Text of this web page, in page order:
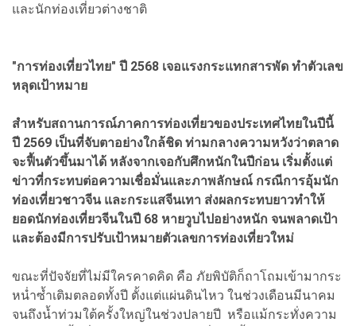
และนักท่องเที่ยวต่างชาติ
"การท่องเที่ยวไทย" ปี 2568 เจอแรงกระแทกสารพัด ทำตัวเลข
หลุดเป้าหมาย
สำหรับสถานการณ์ภาคการท่องเที่ยวของประเทศไทยในปีนี้
ปี 2569 เป็นที่จับตาอย่างใกล้ชิด ท่ามกลางความหวังว่าตลาด
จะฟื้นตัวขึ้นมาได้ หลังจากเจอกับศึกหนักในปีก่อน เริ่มตั้งแต่
ข่าวที่กระทบต่อความเชื่อมั่นและภาพลักษณ์ กรณีการอุ้มนัก
ท่องเที่ยวชาวจีน และกระแสจีนเทา ส่งผลกระทบยาวทำให้
ยอดนักท่องเที่ยวจีนในปี 68 หายวูบไปอย่างหนัก จนพลาดเป้า
และต้องมีการปรับเป้าหมายตัวเลขการท่องเที่ยวใหม่
ขณะที่ปัจจัยที่ไม่มีใครคาดคิด คือ ภัยพิบัติก็ถาโถมเข้ามากระ
หน่ำซ้ำเติมตลอดทั้งปี ตั้งแต่แผ่นดินไหว ในช่วงเดือนมีนาคม
จนถึงน้ำท่วมใต้ครั้งใหญ่ในช่วงปลายปี หรือแม้กระทั่งความ